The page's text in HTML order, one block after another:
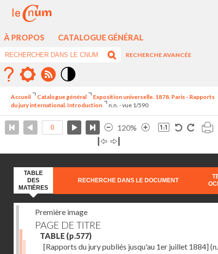
À PROPOS CATALOGUE GÉNÉRAL
RECHERCHE AVANCÉE
élévé
Accueil Catalogue général
Exposition universelle. 1878. Paris - Rapports
du jury international. Introduction
n.n. - vue 1/590
120%
TABLE
DES
MATIÈRES
RECHERCHE DANS LE DOCUMENT
Première image
PAGE DE TITRE
TABLE (p.577)
[Rapports du jury publiés jusqu'au 1er juillet 1884]